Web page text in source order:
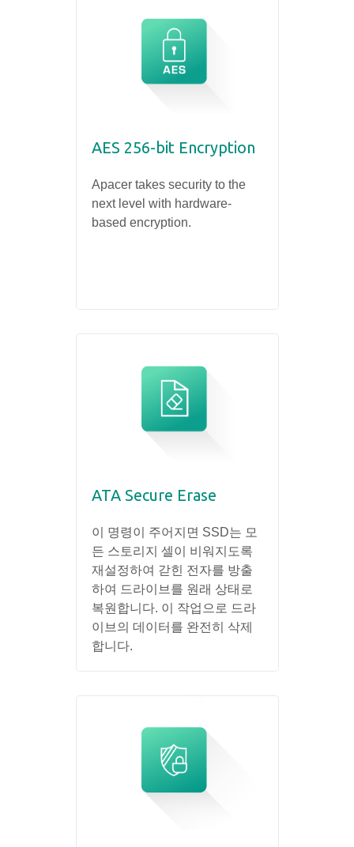
AES 256-bit Encryption
Apacer takes security to the
next level with hardware-
based encryption.
ATA Secure Erase
이 명령이 주어지면 SSD는 모
든 스토리지 셀이 비워지도록
재설정하여 갇힌 전자를 방출
하여 드라이브를 원래 상태로
복원합니다. 이 작업으로 드라
이브의 데이터를 완전히 삭제
합니다.